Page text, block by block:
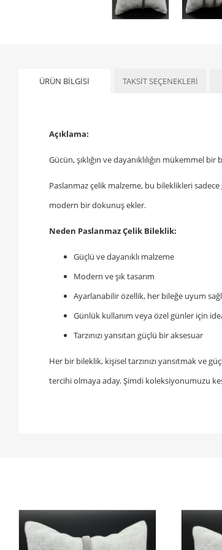
ÜRÜN BILGISI TAKSIT SEÇENEKLERI
Açıklama:
Gücün, şıklığın ve dayanıklılığın mükemmel
Paslanmaz çelik malzeme, bu bileklikleri sadece
modern bir dokunuş ekler.
Neden Paslanmaz Çelik Bileklik:
Güçlü ve dayanıklı malzeme
Modern ve şık tasarım
Ayarlanabilir özellik, her bileğe uyum
Günlük kullanım veya özel günler için
Tarzınızı yansıtan güçlü bir aksesuar
Her bir bileklik, kişisel tarzınızı yansıtmak ve
tercihi olmaya aday. Şimdi koleksiyonumuzu